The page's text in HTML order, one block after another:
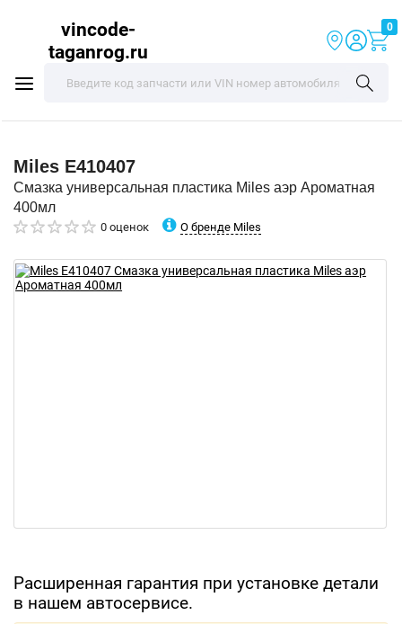
vincode-
taganrog.ru
0
Miles E410407
Смазка универсальная пластика Miles аэр Ароматная
400мл
0 оценок О бренде Miles
Расширенная гарантия при установке детали
в нашем автосервисе.